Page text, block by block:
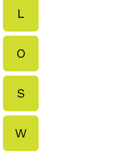
L
O
S
W